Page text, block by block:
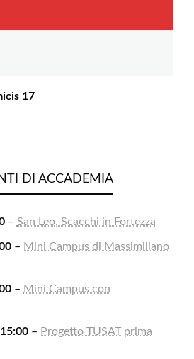
17
DI ACCADEMIA
– San Leo, Scacchi in Fortezza
– Mini Campus di Massimiliano
– Mini Campus con
– Progetto TUSAT prima